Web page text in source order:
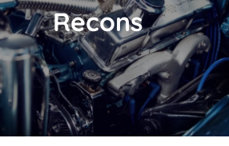
Recons
Recons